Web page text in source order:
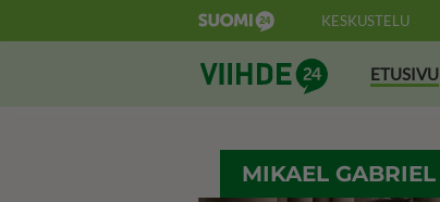
KESKUSTELU
Suomi24 ViihdeETUSIVU
MIKAEL GABRIEL